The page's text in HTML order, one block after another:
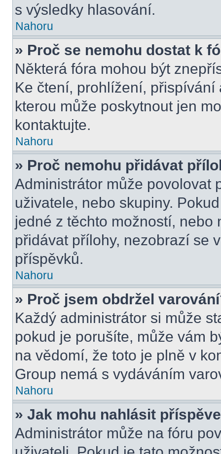
s výsledky hlasování.
Nahoru
» Proč se nemohu dostat k
Některá fóra mohou být
Ke čtení, prohlížení,
kterou může poskytnout jen
kontaktujte.
Nahoru
» Proč nemohu přidávat
Administrátor může povolovat
uživatele, nebo skupiny.
jedné z těchto možností,
přidávat přílohy, nezobrazí se
příspěvků.
Nahoru
» Proč jsem obdržel
Každý administrátor si může
pokud je porušíte, může vám
na vědomí, že toto je plně v
Group nemá s vydáváním
Nahoru
» Jak mohu nahlásit
Administrátor může na fóru